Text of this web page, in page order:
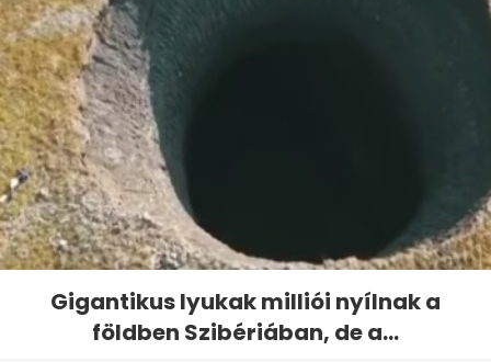
Gigantikus lyukak milliói nyílnak a
földben Szibériában, de a...